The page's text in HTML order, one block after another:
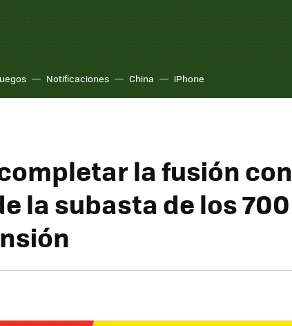
Notificaciones China iPhone
la fusión con
la subasta de los 700